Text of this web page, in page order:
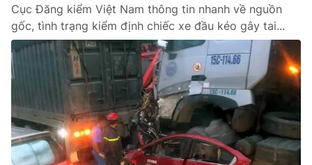
Cục Đăng kiểm Việt Nam thông tin nhanh về nguồn
gốc, tình trạng kiểm định chiếc xe đầu kéo gây tai...